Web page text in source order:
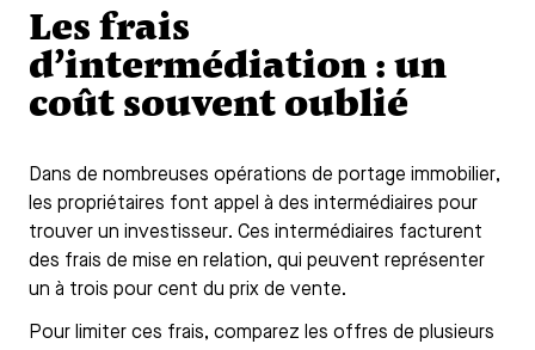
Les frais
d’intermédiation : un
coût souvent oublié
Dans de nombreuses opérations de portage immobilier,
les propriétaires font appel à des intermédiaires pour
trouver un investisseur. Ces intermédiaires facturent
des frais de mise en relation, qui peuvent représenter
un à trois pour cent du prix de vente.
Pour limiter ces frais, comparez les offres de plusieurs